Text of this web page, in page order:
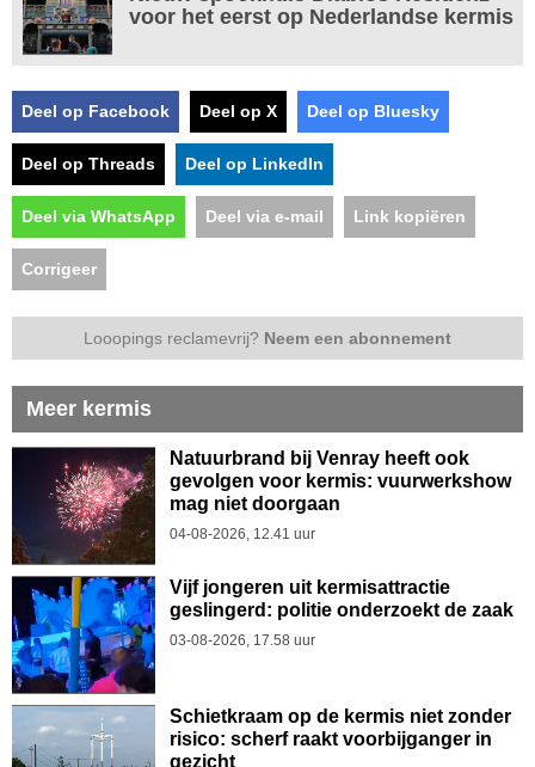
voor het eerst op Nederlandse kermis
Deel op Facebook Deel op X Deel op Bluesky
Deel op Threads Deel op LinkedIn
Deel via WhatsApp Deel via e-mail Link kopiëren
Corrigeer
Looopings reclamevrij? Neem een abonnement
Meer kermis
Natuurbrand bij Venray heeft ook
gevolgen voor kermis: vuurwerkshow
mag niet doorgaan
04-08-2026, 12.41 uur
Vijf jongeren uit kermisattractie
geslingerd: politie onderzoekt de zaak
03-08-2026, 17.58 uur
Schietkraam op de kermis niet zonder
risico: scherf raakt voorbijganger in
gezicht